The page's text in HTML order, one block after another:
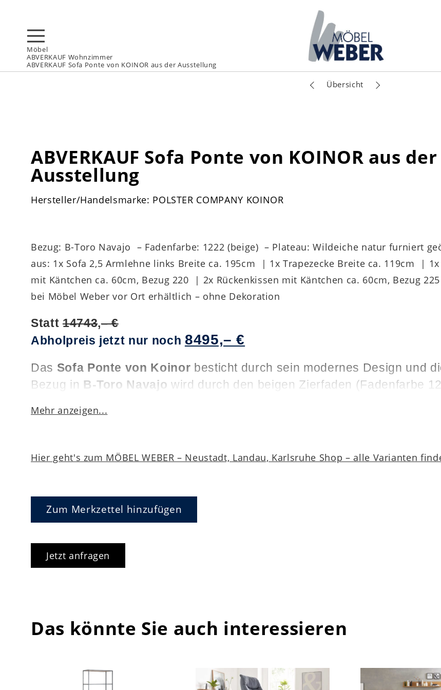
Möbel
ABVERKAUF Wohnzimmer
ABVERKAUF Sofa Ponte von KOINOR aus der Ausstellung
Übersicht
ABVERKAUF Sofa Ponte von KOINOR aus der
Ausstellung
Hersteller/Handelsmarke: POLSTER COMPANY KOINOR
Bezug: B-Toro Navajo – Fadenfarbe: 1222 (beige) – Plateau: Wildeiche natur furniert
aus: 1x Sofa 2,5 Armlehne links Breite ca. 195cm | 1x Trapezecke Breite ca. 119cm |
mit Käntchen ca. 60cm, Bezug 220 | 2x Rückenkissen mit Käntchen ca. 60cm, Bezug
bei Möbel Weber vor Ort erhältlich – ohne Dekoration
Statt 14743,– €
Abholpreis jetzt nur noch 8495,– €
Das Sofa Ponte von Koinor besticht durch sein modernes Design und
Bezug in B-Toro Navajo wird durch den beigen Zierfaden (Fadenfarbe
eleganten und zeitlosen Look verleihen.
1x 2,5-Sitzer Sofamit Armlehne links – Breite ca. 195 cm
1x Elementmit Armlehne rechts
1x Rückenkissenmit Käntchen (ca. 60 cm) – Bezug 220
DiesesAusstellungsstück
Mehr anzeigen...
Hier geht's zum MÖBEL WEBER – Neustadt, Landau, Karlsruhe Shop – alle Varianten
Zum Merkzettel hinzufügen
Jetzt anfragen
Das könnte Sie auch interessieren